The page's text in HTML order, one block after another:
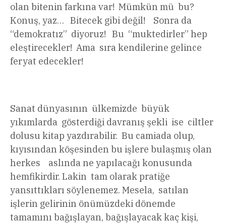
olan bitenin farkına var! Mümkün mü bu?
Konuş, yaz… Bitecek gibi değil! Sonra da
“demokratız” diyoruz! Bu “muktedirler” hep
eleştirecekler! Ama sıra kendilerine gelince
feryat edecekler!
Sanat dünyasının ülkemizde büyük
yıkımlarda gösterdiği davranış şekli ise ciltler
dolusu kitap yazdırabilir. Bu camiada olup,
kıyısından köşesinden bu işlere bulaşmış olan
herkes aslında ne yapılacağı konusunda
hemfikirdir. Lakin tam olarak pratiğe
yansıttıkları söylenemez. Mesela, satılan
işlerin gelirinin önümüzdeki dönemde
tamamını bağışlayan, bağışlayacak kaç kişi,